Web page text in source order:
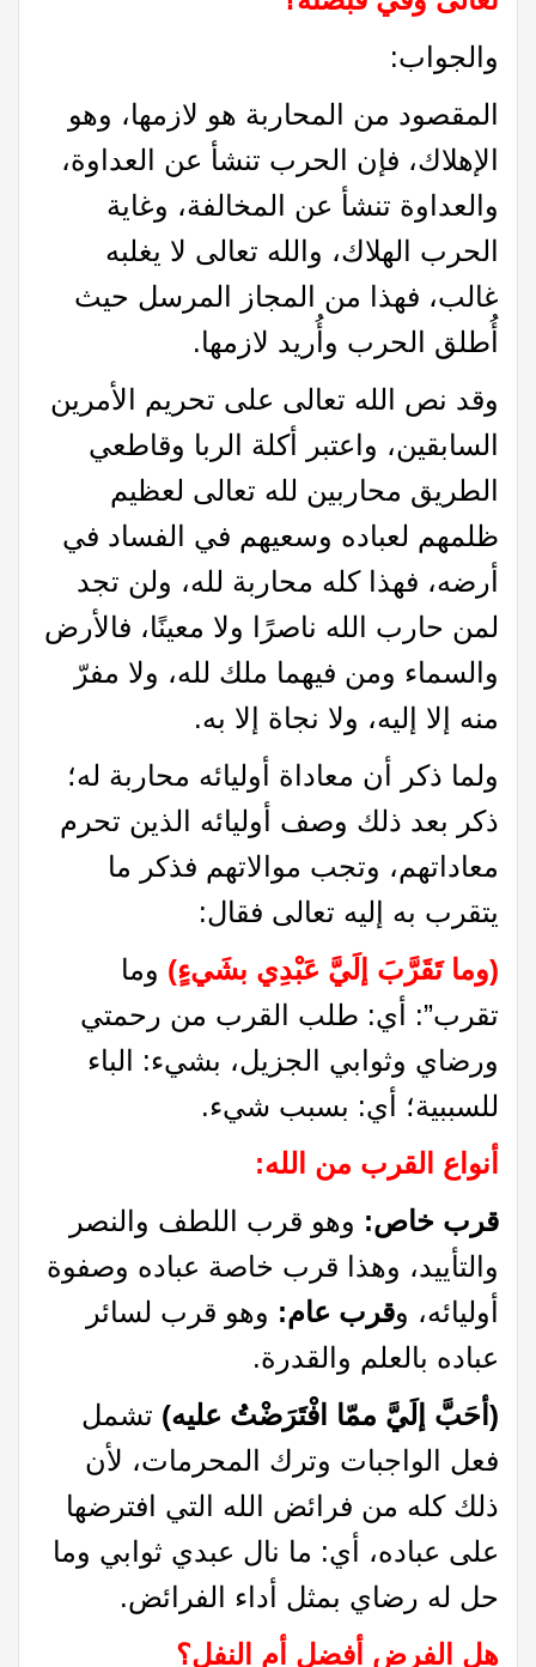
والجواب:
المقصود من المحاربة هو لازمها، وهو
الإهلاك، فإن الحرب تنشأ عن العداوة،
والعداوة تنشأ عن المخالفة، وغاية
الحرب الهلاك، والله تعالى لا يغلبه
غالب، فهذا من المجاز المرسل حيث
أُطلق الحرب وأُريد لازمها.
وقد نص الله تعالى على تحريم الأمرين
السابقين، واعتبر أكلة الربا وقاطعي
الطريق محاربين لله تعالى لعظيم
ظلمهم لعباده وسعيهم في الفساد في
أرضه، فهذا كله محاربة لله، ولن تجد
لمن حارب الله ناصرًا ولا معينًا، فالأرض
والسماء ومن فيهما ملك لله، ولا مفرّ
منه إلا إليه، ولا نجاة إلا به.
ولما ذكر أن معاداة أوليائه محاربة له؛
ذكر بعد ذلك وصف أوليائه الذين تحرم
معاداتهم، وتجب موالاتهم فذكر ما
يتقرب به إليه تعالى فقال:
(وما تَقَرَّبَ إلَيَّ عَبْدِي بشَيءٍ) وما
تقرب”: أي: طلب القرب من رحمتي
ورضاي وثوابي الجزيل، بشيء: الباء
للسببية؛ أي: بسبب شيء.
أنواع القرب من الله:
قرب خاص: وهو قرب اللطف والنصر
والتأييد، وهذا قرب خاصة عباده وصفوة
أوليائه، وقرب عام: وهو قرب لسائر
عباده بالعلم والقدرة.
(أحَبَّ إلَيَّ ممّا افْتَرَضْتُ عليه) تشمل
فعل الواجبات وترك المحرمات، لأن
ذلك كله من فرائض الله التي افترضها
على عباده، أي: ما نال عبدي ثوابي وما
حل له رضاي بمثل أداء الفرائض.
هل الفرض أفضل أم النفل؟